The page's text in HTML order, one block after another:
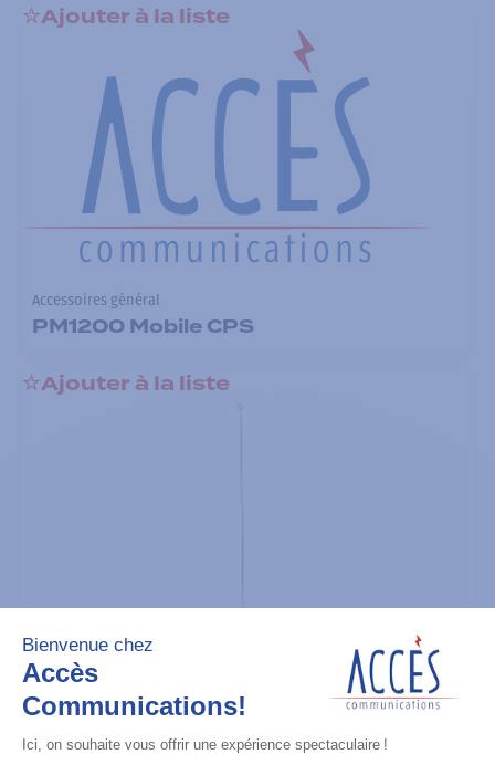
Ajouter à la liste
Accessoires général
PM1200 Mobile CPS
Ajouter à la liste